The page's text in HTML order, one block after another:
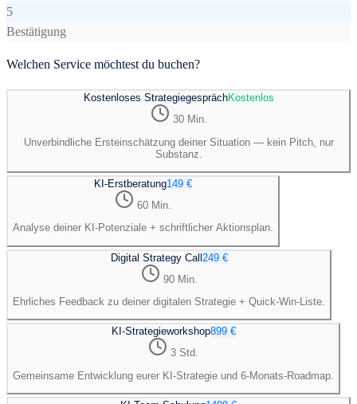
5
Bestätigung
Welchen Service möchtest du buchen?
Kostenloses StrategiegesprächKostenlos
30 Min.
Unverbindliche Ersteinschätzung deiner Situation — kein Pitch, nur
Substanz.
KI-Erstberatung149 €
60 Min.
Analyse deiner KI-Potenziale + schriftlicher Aktionsplan.
Digital Strategy Call249 €
90 Min.
Ehrliches Feedback zu deiner digitalen Strategie + Quick-Win-Liste.
KI-Strategieworkshop899 €
3 Std.
Gemeinsame Entwicklung eurer KI-Strategie und 6-Monats-Roadmap.